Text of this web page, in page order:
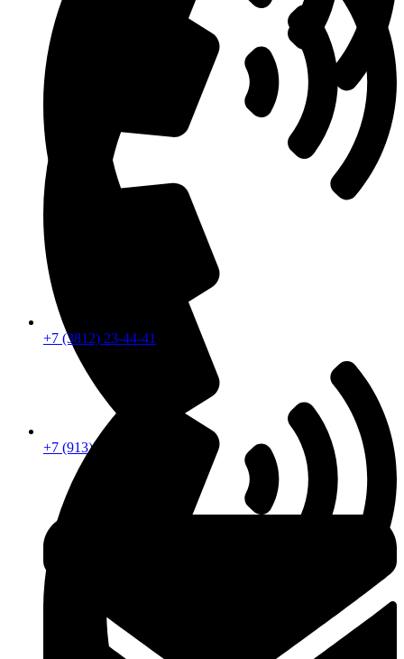
+7 (913) 672-49-54
+7 (3812) 23-44-41